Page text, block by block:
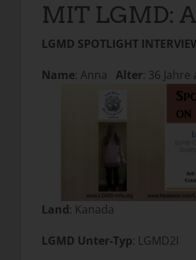
MIT LGMD:
LGMD SPOTLIGHT
Name: Anna Alter: 36 Jahre
Land: Kanada
LGMD Unter-Typ: LGMD2I